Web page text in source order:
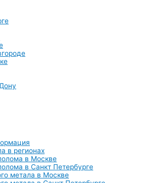
в регионах
в Москве
в Санкт Петербурге
метала в Москве